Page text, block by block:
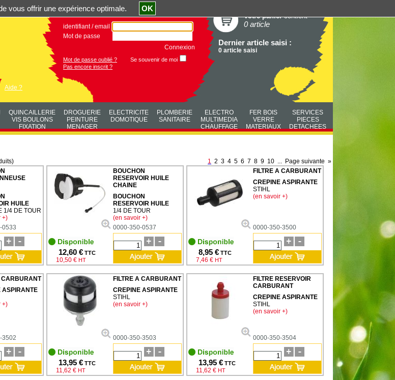
Aide ?
identifiant / email
Mot de passe
Connexion
Mot de passe oublié ?
Se souvenir de moi
Pas encore inscrit ?
Votre paniercontient
0 article
Dernier article saisi :
0 article saisi
QUINCAILLERIE
VIS BOULONS
FIXATION
DROGUERIE
PEINTURE
MENAGER
ELECTRICITE
DOMOTIQUE
PLOMBERIE
SANITAIRE
ELECTRO
MULTIMEDIA
CHAUFFAGE
FER BOIS
VERRE
MATERIAUX
SERVICES
PIECES
DETACHEES
1 2 3 4 5 6 7 8 9 10 ... Page suivante »
HUILE
1/4 DE TOUR
+)
0533
12,60 € TTC
10,50 € HT
BOUCHON
RESERVOIR HUILE
CHAINE
BOUCHON
RESERVOIR HUILE
1/4 DE TOUR
(en savoir +)
0000-350-0537
8,95 € TTC
7,46 € HT
FILTRE A CARBURANT
CREPINE ASPIRANTE
STIHL
(en savoir +)
0000-350-3500
CARBURANT
ASPIRANTE
+)
3502
13,95 € TTC
11,62 € HT
FILTRE A CARBURANT
CREPINE ASPIRANTE
STIHL
(en savoir +)
0000-350-3503
13,95 € TTC
11,62 € HT
FILTRE RESERVOIR
CARBURANT
CREPINE ASPIRANTE
STIHL
(en savoir +)
0000-350-3504
vous offrir une expérience optimale. OK